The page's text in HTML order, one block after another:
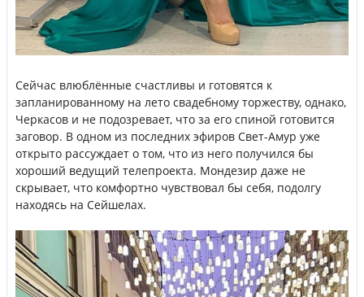
Сейчас влюблённые счастливы и готовятся к
запланированному на лето свадебному торжеству, однако,
Черкасов и не подозревает, что за его спиной готовится
заговор. В одном из последних эфиров Свет-Амур уже
открыто рассуждает о том, что из него получился бы
хороший ведущий телепроекта. Мондезир даже не
скрывает, что комфортно чувствовал бы себя, подолгу
находясь на Сейшелах.